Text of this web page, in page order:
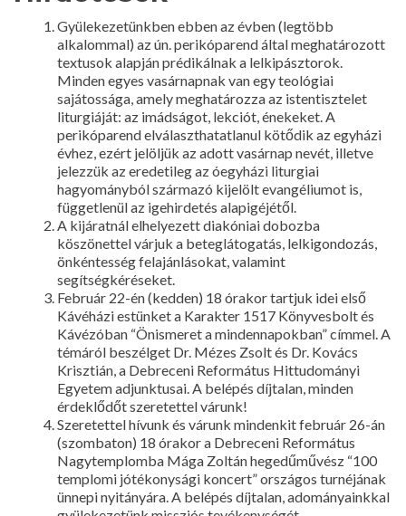
Gyülekezetünkben ebben az évben (legtöbb
alkalommal) az ún. perikóparend által meghatározott
textusok alapján prédikálnak a lelkipásztorok.
Minden egyes vasárnapnak van egy teológiai
sajátossága, amely meghatározza az istentisztelet
liturgiáját: az imádságot, lekciót, énekeket. A
perikóparend elválaszthatatlanul kötődik az egyházi
évhez, ezért jelöljük az adott vasárnap nevét, illetve
jelezzük az eredetileg az óegyházi liturgiai
hagyományból származó kijelölt evangéliumot is,
függetlenül az igehirdetés alapigéjétől.
A kijáratnál elhelyezett diakóniai dobozba
köszönettel várjuk a beteglátogatás, lelkigondozás,
önkéntesség felajánlásokat, valamint
segítségkéréseket.
Február 22-én (kedden) 18 órakor tartjuk idei első
Kávéházi estünket a Karakter 1517 Könyvesbolt és
Kávézóban “Önismeret a mindennapokban” címmel. A
témáról beszélget Dr. Mézes Zsolt és Dr. Kovács
Krisztián, a Debreceni Református Hittudományi
Egyetem adjunktusai. A belépés díjtalan, minden
érdeklődőt szeretettel várunk!
Szeretettel hívunk és várunk mindenkit február 26-án
(szombaton) 18 órakor a Debreceni Református
Nagytemplomba Mága Zoltán hegedűművész “100
templomi jótékonysági koncert” országos turnéjának
ünnepi nyitányára. A belépés díjtalan, adományainkkal